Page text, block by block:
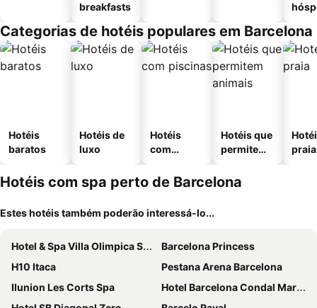
breakfasts
Categorias de hotéis populares em Barcelona
Hotéis
baratos
Hotéis de
luxo
Hotéis
com
Hotéis que
permitem
praia
Hotéis com spa perto de Barcelona
Estes hotéis também poderão interessá-lo...
Hotel & Spa Villa Olimpica Suites
Barcelona Princess
H10 Itaca
Pestana Arena Barcelona
Ilunion Les Corts Spa
Hotel Barcelona Condal Mar Affiliated by Meliá